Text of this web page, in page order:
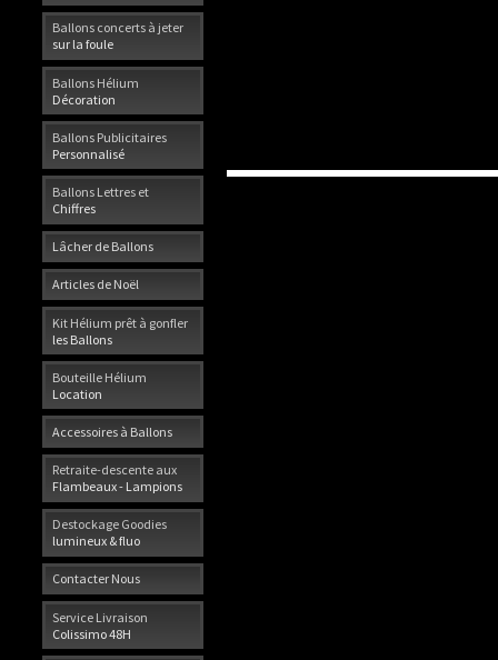
Ballons concerts à jeter
sur la foule
Ballons Hélium
Décoration
Ballons Publicitaires
Personnalisé
Ballons Lettres et
Chiffres
Lâcher de Ballons
Articles de Noël
Kit Hélium prêt à gonfler
les Ballons
Bouteille Hélium
Location
Accessoires à Ballons
Retraite-descente aux
Flambeaux - Lampions
Destockage Goodies
lumineux & fluo
Contacter Nous
Service Livraison
Colissimo 48H